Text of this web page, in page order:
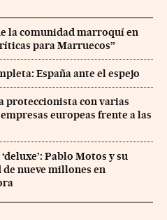
la comunidad marroquí en
para Marruecos”
España ante el espejo
proteccionista con varias
europeas frente a las
Pablo Motos y su
nueve millones en